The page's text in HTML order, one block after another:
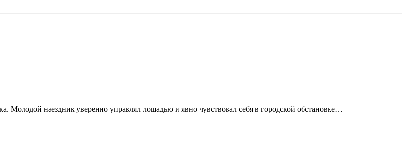
Молодой наездник уверенно управлял лошадью и явно чувствовал себя в городской обстановке…